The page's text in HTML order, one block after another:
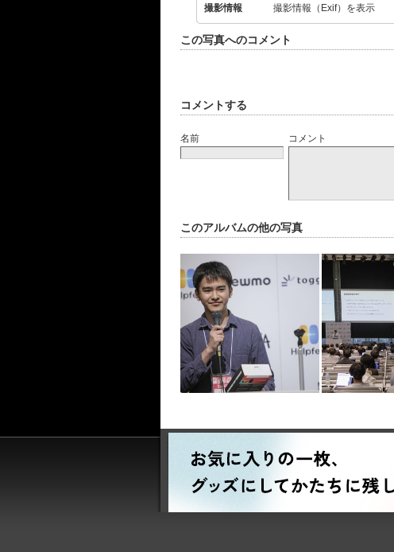
撮影情報
撮影情報（Exif）を表示
この写真へのコメント
コメントする
名前 コメント
このアルバムの他の写真